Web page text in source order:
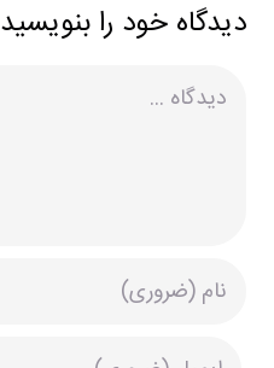
دیدگاه خود را بنویسید